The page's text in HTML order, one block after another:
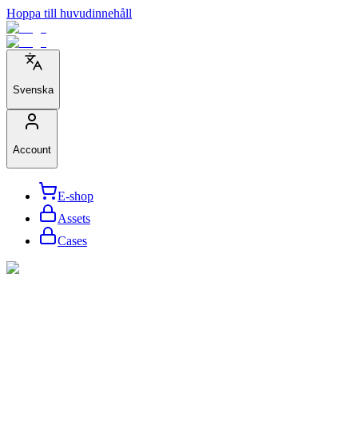
Hoppa till huvudinnehåll
Svenska
Account
E-shop
Assets
Cases